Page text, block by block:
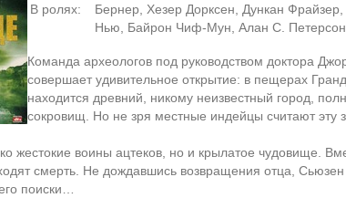
В ролях:
Бернер, Хезер Дорксен, Дункан
Нью, Байрон Чиф-Мун, Алан С.
Команда археологов под руководством доктора
совершает удивительное открытие: в пещерах
находится древний, никому неизвестный город,
сокровищ. Но не зря местные индейцы считают эту
жестокие воины ацтеков, но и крылатое чудовище.
смерть. Не дождавшись возвращения отца,
поиски…